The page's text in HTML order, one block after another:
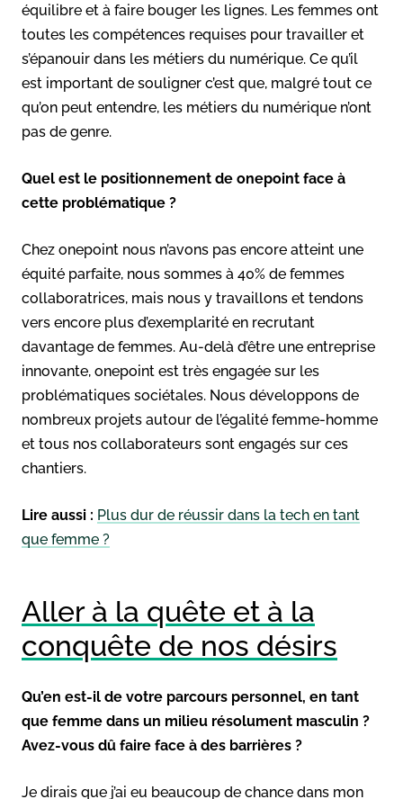
équilibre et à faire bouger les lignes. Les femmes ont
toutes les compétences requises pour travailler et
s’épanouir dans les métiers du numérique. Ce qu’il
est important de souligner c’est que, malgré tout ce
qu’on peut entendre, les métiers du numérique n’ont
pas de genre.
Quel est le positionnement de onepoint face à
cette problématique ?
Chez onepoint nous n’avons pas encore atteint une
équité parfaite, nous sommes à 40% de femmes
collaboratrices, mais nous y travaillons et tendons
vers encore plus d’exemplarité en recrutant
davantage de femmes. Au-delà d’être une entreprise
innovante, onepoint est très engagée sur les
problématiques sociétales. Nous développons de
nombreux projets autour de l’égalité femme-homme
et tous nos collaborateurs sont engagés sur ces
chantiers.
Lire aussi : Plus dur de réussir dans la tech en tant
que femme ?
Aller à la quête et à la
conquête de nos désirs
Qu’en est-il de votre parcours personnel, en tant
que femme dans un milieu résolument masculin ?
Avez-vous dû faire face à des barrières ?
Je dirais que j’ai eu beaucoup de chance dans mon